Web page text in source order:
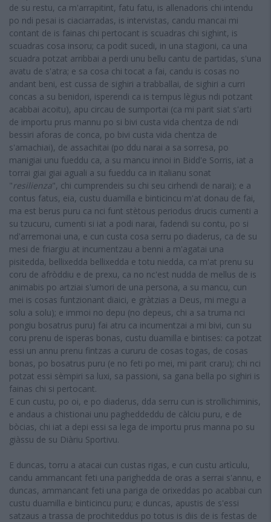
de su restu, ca m'arrapitint, fatu fatu, is allenadoris chi intendu
po ndi pesai is ciaciarradas, is intervistas, candu mancai mi
contant de is fainas chi pertocant is scuadras chi sighint, is
scuadras cosa insoru; ca podit sucedi, in una stagioni, ca una
scuadra potzat arribbai a perdi unu bellu cantu de partidas, s'una
avatu de s'atra; e sa cosa chi tocat a fai, candu is cosas no
andant beni, est cussa de sighiri a trabballai, de sighiri a curri
concas a su benidori, isperendi ca is tempus lègius ndi potzant
acabbai acoitu), apu circau de sumportai (ca mi parit siat s'arti
de importu prus mannu po si bivi custa vida chentza de ndi
bessiri aforas de conca, po bivi custa vida chentza de
s'amachiai), de assachitai (po ddu narai a sa sorresa, po
manigiai unu fueddu ca, a su mancu innoi in Bidd'e Sorris, iat a
torrai giai giai aguali a su fueddu ca in italianu sonat
"resilienza", chi cumprendeis su chi seu cirhendi de narai); e a
contus fatus, eia, custu duamilla e binticincu m'at donau de fai,
ma est berus puru ca nci funt stètous periodus drucis cumenti a
su tzucuru, cumenti si iat a podi narai, fadendi su contu, po si
nd'arremonai una, e cun custa cosa serru po diaderus, ca de su
mesi de friargiu at incumentzau a benni a m'agatai una
pisitedda, bellixedda bellixedda e totu niedda, ca m'at prenu su
coru de afròddiu e de prexu, ca no nc'est nudda de mellus de is
animabis po artziai s'umori de una persona, a su mancu, cun
mei is cosas funtzionant diaici, e gràtzias a Deus, mi megu a
solu a solu); e immoi no depu (no depeus, chi a sa truma nci
pongiu bosatrus puru) fai atru ca incumentzai a mi bivi, cun su
coru prenu de isperas bonas, custu duamilla e bintises: ca potzat
essi un annu prenu fintzas a cururu de cosas togas, de cosas
bonas, po bosatrus puru (e no feti po mei, mi parit craru); chi nci
potzat essi sèmpiri sa luxi, sa passioni, sa gana bella po sighiri is
fainas chi si pertocant.
E cun custu, po oi, e po diaderus, dda serru cun is strollichiminis,
e andaus a chistionai unu pagheddeddu de càlciu puru, e de
bòcias, chi iat a depi essi sa lega de importu prus manna po su
giàssu de su Diàriu Sportivu.
E duncas, torru a atacai cun custas rigas, e cun custu artìculu,
candu ammancant feti una parighedda de oras a serrai s'annu, e
duncas, ammancant feti una pariga de orixeddas po acabbai cun
custu duamilla e binticincu puru; e duncas, apustis de s'essi
satzaus a trassa de prochiteddus po totus is diis de is festas de